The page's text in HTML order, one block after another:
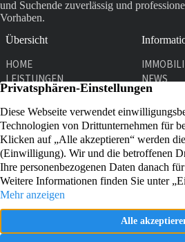
und Suchende zuverlässig und
Vorhaben.
Übersicht
HOME
LEISTUNGEN
UNTERNEHMEN
NEWS
KONTAKT
Kontakt
Graf-Adolf-Str. 31
51429 Bergisch Gladbach
02204 911761
E-MAIL SENDEN